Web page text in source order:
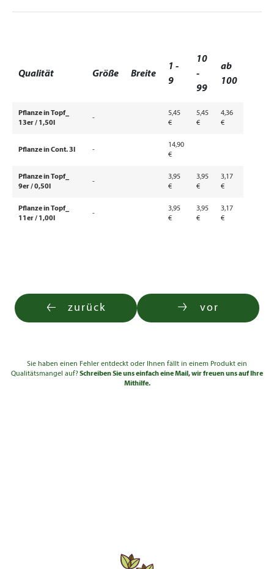
Qualität Größe Breite
1 -
9
10
-
99
ab
100
Pflanze in Topf_
13er / 1,50l
-
5,45
€
5,45
€
4,36
€
Pflanze in Cont. 3l -
14,90
€
Pflanze in Topf_
9er / 0,50l
-
3,95
€
3,95
€
3,17
€
Pflanze in Topf_
11er / 1,00l
-
3,95
€
3,95
€
3,17
€
zurück vor
Sie haben einen Fehler entdeckt oder Ihnen fällt in einem Produkt ein
Qualitätsmangel auf?Schreiben Sie uns einfach eine Mail, wir freuen uns auf Ihre
Mithilfe.